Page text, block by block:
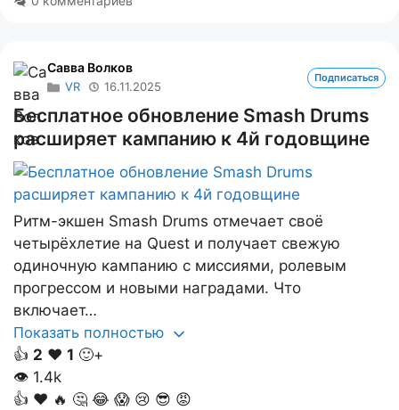
Савва Волков
VR 16.11.2025
Подписаться
Бесплатное обновление Smash Drums
расширяет кампанию к 4й годовщине
Ритм-экшен Smash Drums отмечает своё
четырёхлетие на Quest и получает свежую
одиночную кампанию с миссиями, ролевым
прогрессом и новыми наградами. Что
включает…
Показать полностью
👍 2 ❤️ 1 🙂+
👁 1.4k
👍 ❤️ 🔥 🤔 😂 😱 😢 😎 😡